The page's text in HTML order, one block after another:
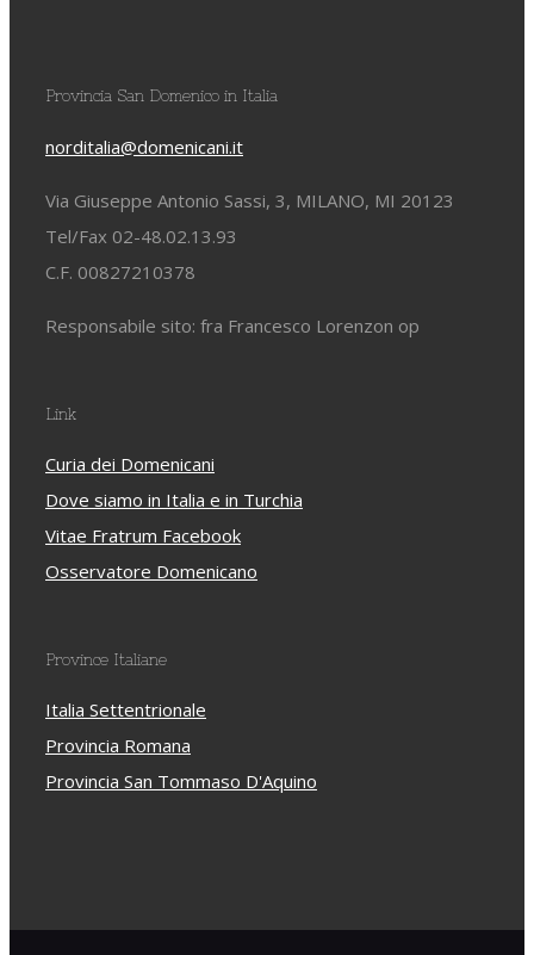
Provincia San Domenico in Italia
norditalia@domenicani.it
Via Giuseppe Antonio Sassi, 3, MILANO, MI 20123
Tel/Fax 02-48.02.13.93
C.F. 00827210378
Responsabile sito: fra Francesco Lorenzon op
Link
Curia dei Domenicani
Dove siamo in Italia e in Turchia
Vitae Fratrum Facebook
Osservatore Domenicano
Province Italiane
Italia Settentrionale
Provincia Romana
Provincia San Tommaso D'Aquino